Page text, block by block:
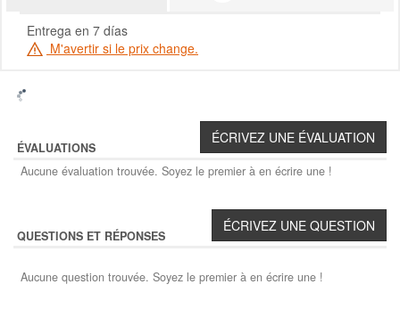
Entrega en 7 días
M'avertir si le prix change.
ÉVALUATIONS
Aucune évaluation trouvée. Soyez le premier à en écrire une !
QUESTIONS ET RÉPONSES
Aucune question trouvée. Soyez le premier à en écrire une !